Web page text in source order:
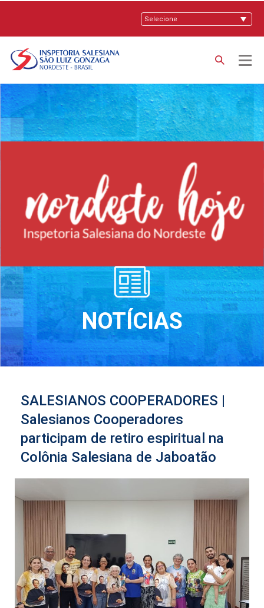
NOTÍCIAS
SALESIANOS COOPERADORES |
Salesianos Cooperadores
participam de retiro espiritual na
Colônia Salesiana de Jaboatão